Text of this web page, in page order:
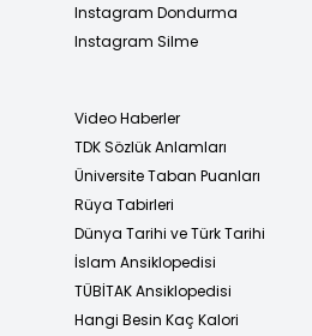
Instagram Dondurma
Instagram Silme
Video Haberler
TDK Sözlük Anlamları
Üniversite Taban Puanları
Rüya Tabirleri
Dünya Tarihi ve Türk Tarihi
İslam Ansiklopedisi
TÜBİTAK Ansiklopedisi
Hangi Besin Kaç Kalori